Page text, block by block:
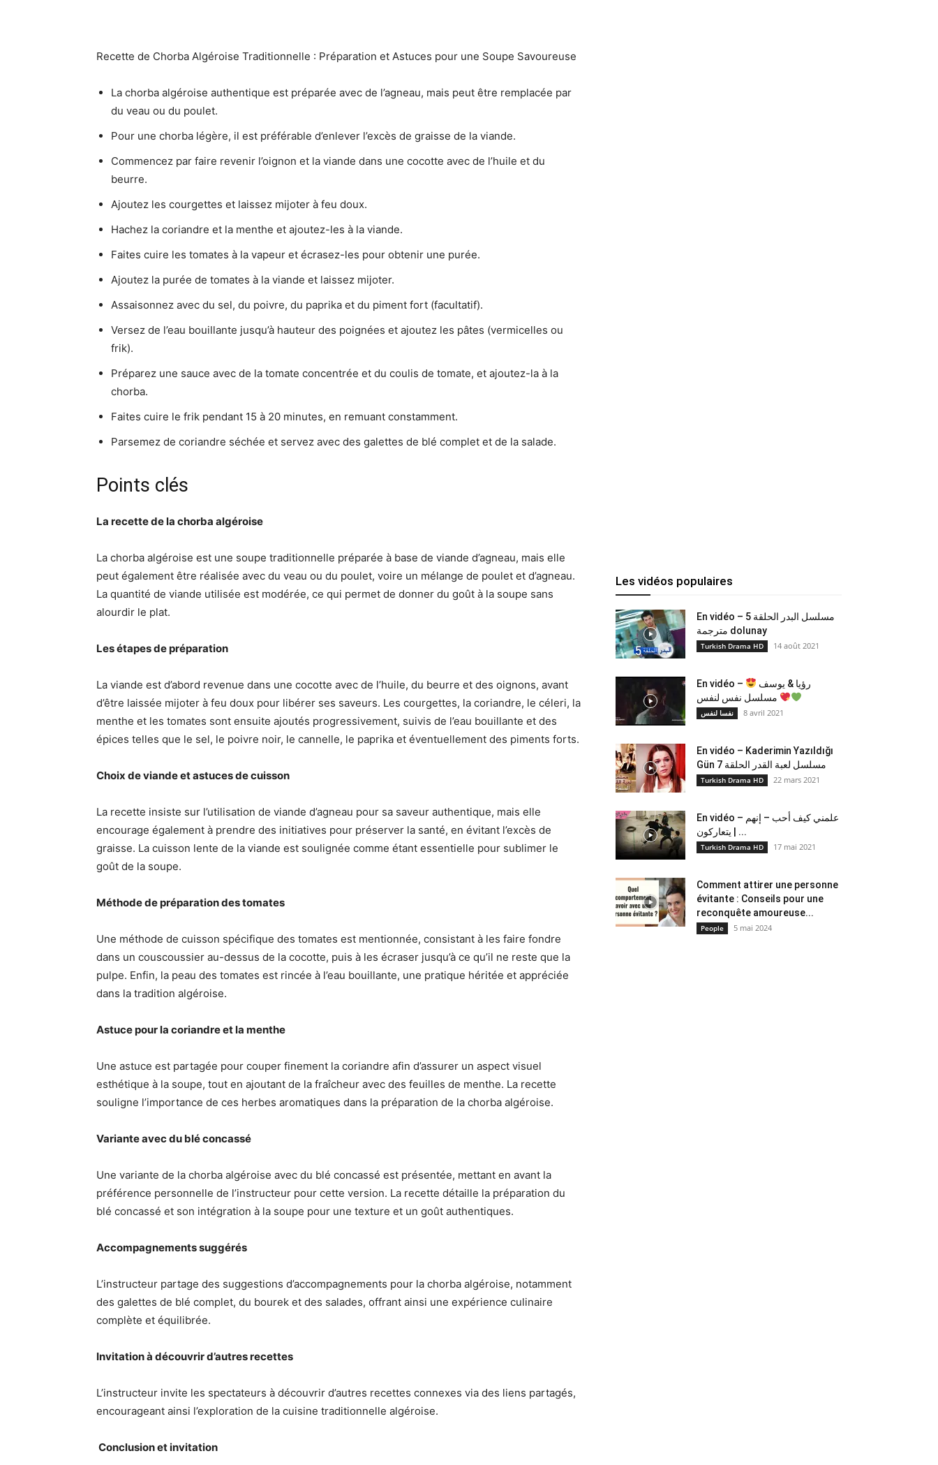
Recette de Chorba Algéroise Traditionnelle : Préparation et Astuces pour une Soupe Savoureuse
La chorba algéroise authentique est préparée avec de l’agneau, mais peut être remplacée par
du veau ou du poulet.
Pour une chorba légère, il est préférable d’enlever l’excès de graisse de la viande.
Commencez par faire revenir l’oignon et la viande dans une cocotte avec de l’huile et du
beurre.
Ajoutez les courgettes et laissez mijoter à feu doux.
Hachez la coriandre et la menthe et ajoutez-les à la viande.
Faites cuire les tomates à la vapeur et écrasez-les pour obtenir une purée.
Ajoutez la purée de tomates à la viande et laissez mijoter.
Assaisonnez avec du sel, du poivre, du paprika et du piment fort (facultatif).
Versez de l’eau bouillante jusqu’à hauteur des poignées et ajoutez les pâtes (vermicelles ou
frik).
Préparez une sauce avec de la tomate concentrée et du coulis de tomate, et ajoutez-la à la
chorba.
Faites cuire le frik pendant 15 à 20 minutes, en remuant constamment.
Parsemez de coriandre séchée et servez avec des galettes de blé complet et de la salade.
Points clés
La recette de la chorba algéroise
La chorba algéroise est une soupe traditionnelle préparée à base de viande d’agneau, mais elle
peut également être réalisée avec du veau ou du poulet, voire un mélange de poulet et d’agneau.
La quantité de viande utilisée est modérée, ce qui permet de donner du goût à la soupe sans
alourdir le plat.
Les étapes de préparation
La viande est d’abord revenue dans une cocotte avec de l’huile, du beurre et des oignons, avant
d’être laissée mijoter à feu doux pour libérer ses saveurs. Les courgettes, la coriandre, le céleri, la
menthe et les tomates sont ensuite ajoutés progressivement, suivis de l’eau bouillante et des
épices telles que le sel, le poivre noir, le cannelle, le paprika et éventuellement des piments forts.
Choix de viande et astuces de cuisson
La recette insiste sur l’utilisation de viande d’agneau pour sa saveur authentique, mais elle
encourage également à prendre des initiatives pour préserver la santé, en évitant l’excès de
graisse. La cuisson lente de la viande est soulignée comme étant essentielle pour sublimer le
goût de la soupe.
Méthode de préparation des tomates
Une méthode de cuisson spécifique des tomates est mentionnée, consistant à les faire fondre
dans un couscoussier au-dessus de la cocotte, puis à les écraser jusqu’à ce qu’il ne reste que la
pulpe. Enfin, la peau des tomates est rincée à l’eau bouillante, une pratique héritée et appréciée
dans la tradition algéroise.
Astuce pour la coriandre et la menthe
Une astuce est partagée pour couper finement la coriandre afin d’assurer un aspect visuel
esthétique à la soupe, tout en ajoutant de la fraîcheur avec des feuilles de menthe. La recette
souligne l’importance de ces herbes aromatiques dans la préparation de la chorba algéroise.
Variante avec du blé concassé
Une variante de la chorba algéroise avec du blé concassé est présentée, mettant en avant la
préférence personnelle de l’instructeur pour cette version. La recette détaille la préparation du
blé concassé et son intégration à la soupe pour une texture et un goût authentiques.
Accompagnements suggérés
L’instructeur partage des suggestions d’accompagnements pour la chorba algéroise, notamment
des galettes de blé complet, du bourek et des salades, offrant ainsi une expérience culinaire
complète et équilibrée.
Invitation à découvrir d’autres recettes
L’instructeur invite les spectateurs à découvrir d’autres recettes connexes via des liens partagés,
encourageant ainsi l’exploration de la cuisine traditionnelle algéroise.
‍ Conclusion et invitation
Les vidéos populaires
En vidéo – مسلسل البدر الحلقة 5
مترجمة dolunay
Turkish Drama HD 14 août 2021
En vidéo –
نفسا لنفس 8 avril 2021
En vidéo – Kaderimin Yazıldığı
Gün مسلسل لعبة القدر الحلقة 7
Turkish Drama HD 22 mars 2021
En vidéo – علمني كيف أحب – إنهم
يتعاركون ​| ...
Turkish Drama HD 17 mai 2021
Comment attirer une personne
évitante : Conseils pour une
reconquête amoureuse...
People 5 mai 2024